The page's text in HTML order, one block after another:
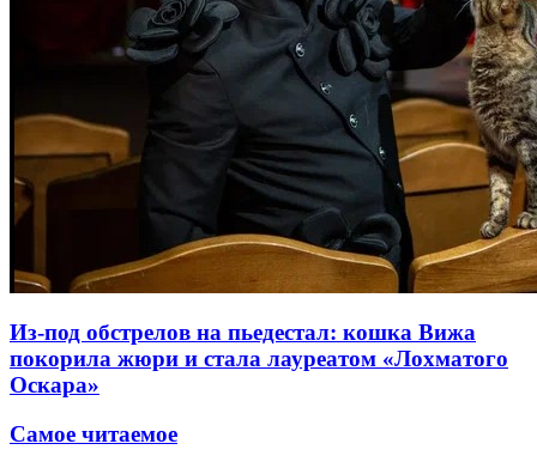
Из-под обстрелов на пьедестал: кошка Вижа
покорила жюри и стала лауреатом «Лохматого
Оскара»
Самое читаемое